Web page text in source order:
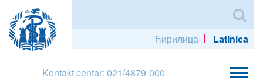
Ћирилица Latinica
Kontakt centar: 021/4879-000